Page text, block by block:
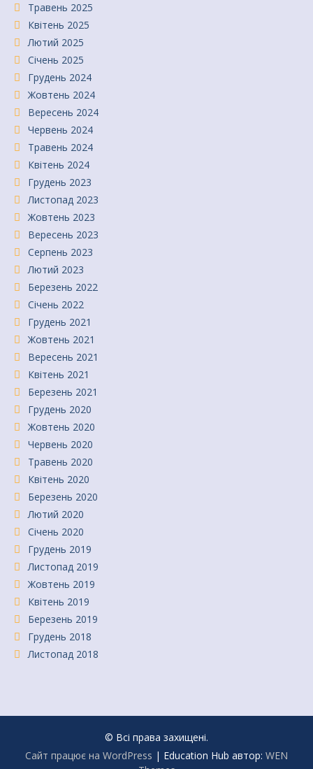
Травень 2025
Квітень 2025
Лютий 2025
Січень 2025
Грудень 2024
Жовтень 2024
Вересень 2024
Червень 2024
Травень 2024
Квітень 2024
Грудень 2023
Листопад 2023
Жовтень 2023
Вересень 2023
Серпень 2023
Лютий 2023
Березень 2022
Січень 2022
Грудень 2021
Жовтень 2021
Вересень 2021
Квітень 2021
Березень 2021
Грудень 2020
Жовтень 2020
Червень 2020
Травень 2020
Квітень 2020
Березень 2020
Лютий 2020
Січень 2020
Грудень 2019
Листопад 2019
Жовтень 2019
Квітень 2019
Березень 2019
Грудень 2018
Листопад 2018
© Всі права захищені.
Сайт працює на WordPress | Education Hub автор: WEN